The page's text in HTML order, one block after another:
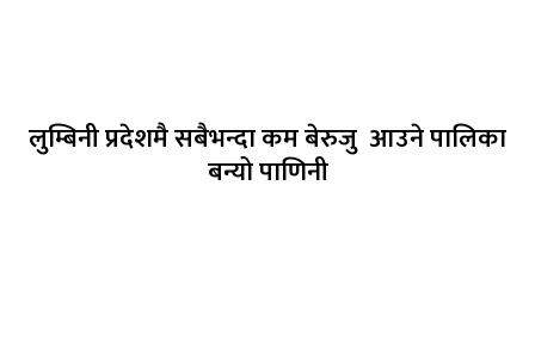
लुम्बिनी प्रदेशमै सबैभन्दा कम बेरुजु आउने पालिका
बन्यो पाणिनी